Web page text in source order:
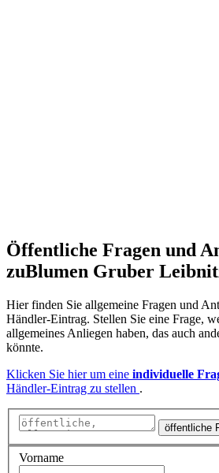
Öffentliche Fragen und
zuBlumen Gruber
Hier finden Sie allgemeine Fragen und
Händler-Eintrag. Stellen Sie eine Frage,
allgemeines Anliegen haben, das auch
könnte.
Klicken Sie hier um eine individuelle
Händler-Eintrag zu stellen .
öffentliche
Vorname